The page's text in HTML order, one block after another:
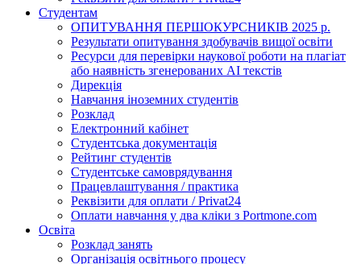
Студентам
ОПИТУВАННЯ ПЕРШОКУРСНИКІВ 2025 р.
Результати опитування здобувачів вищої освіти
Ресурси для перевірки наукової роботи на плагіат
або наявність згенерованих АІ текстів
Дирекція
Навчання іноземних студентів
Розклад
Електронний кабінет
Студентська документація
Рейтинг студентів
Студентське самоврядування
Працевлаштування / практика
Реквізити для оплати / Privat24
Оплати навчання у два кліки з Portmone.com
Освіта
Розклад занять
Організація освітнього процесу